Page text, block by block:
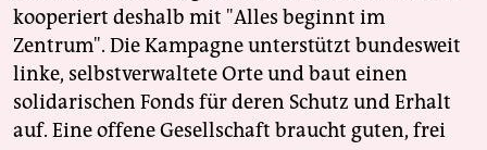
kooperiert deshalb mit "Alles beginnt im
Zentrum". Die Kampagne unterstützt bundesweit
linke, selbstverwaltete Orte und baut einen
solidarischen Fonds für deren Schutz und Erhalt
auf. Eine offene Gesellschaft braucht guten, frei